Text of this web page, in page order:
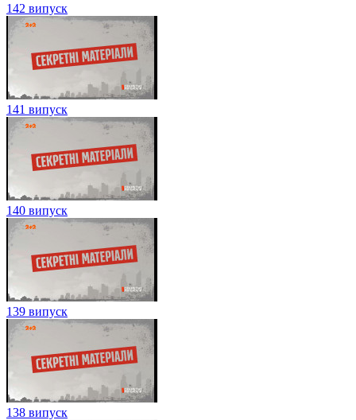
142 випуск
141 випуск
140 випуск
139 випуск
138 випуск